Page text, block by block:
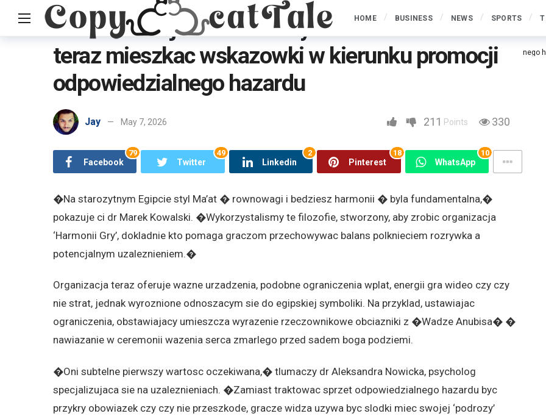
HOME BUSINESS NEWS SPORTS
Home Uncategorized Kazde licencjonowane kasyno internetowe musi teraz mieszkac wskazowki w kierunku promocji odpowiedzialnego
Kazde licencjonowane kasyno internetowe musi
teraz mieszkac wskazowki w kierunku promocji
odpowiedzialnego hazardu
Jay May 7, 2026 211 Points 330
Facebook
79
Twitter
49
Linkedin
2
Pinterest
18
WhatsApp
10
�Na starozytnym Egipcie styl Ma’at � rownowagi i bedziesz harmonii � byla fundamentalna,�
pokazuje ci dr Marek Kowalski. �Wykorzystalismy te filozofie, stworzony, aby zrobic organizacja
‘Harmonii Gry’, dokladnie kto pomaga graczom przechowywac balans polknieciem rozrywka a
potencjalnym uzaleznieniem.�
Organizacja teraz oferuje wazne urzadzenia, podobne ograniczenia wplat, energii gra wideo czy czy
nie strat, jednak wyroznione odnoszacym sie do egipskiej symboliki. Na przyklad, ustawiajac
ograniczenia, obstawiajacy umieszcza wyrazenie rzeczownikowe obciazniki z �Wadze Anubisa� �
nawiazanie w ceremonii wazenia serca zmarlego przed sadem boga podziemi.
�Oni subtelne pierwszy wartosc oczekiwana,� tlumaczy dr Aleksandra Nowicka, psycholog
specjalizujaca sie na uzaleznieniach. �Zamiast traktowac sprzet odpowiedzialnego hazardu byc
przykry obowiazek czy czy nie przeszkode, gracze widza uzywa byc slodki miec swojej ‘podrozy’